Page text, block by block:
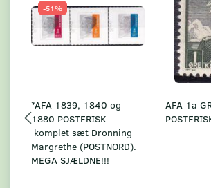
-51%
*AFA 1839, 1840 og
1880 POSTFRISK
komplet sæt Dronning
Margrethe (POSTNORD).
MEGA SJÆLDNE!!!
AFA 1a